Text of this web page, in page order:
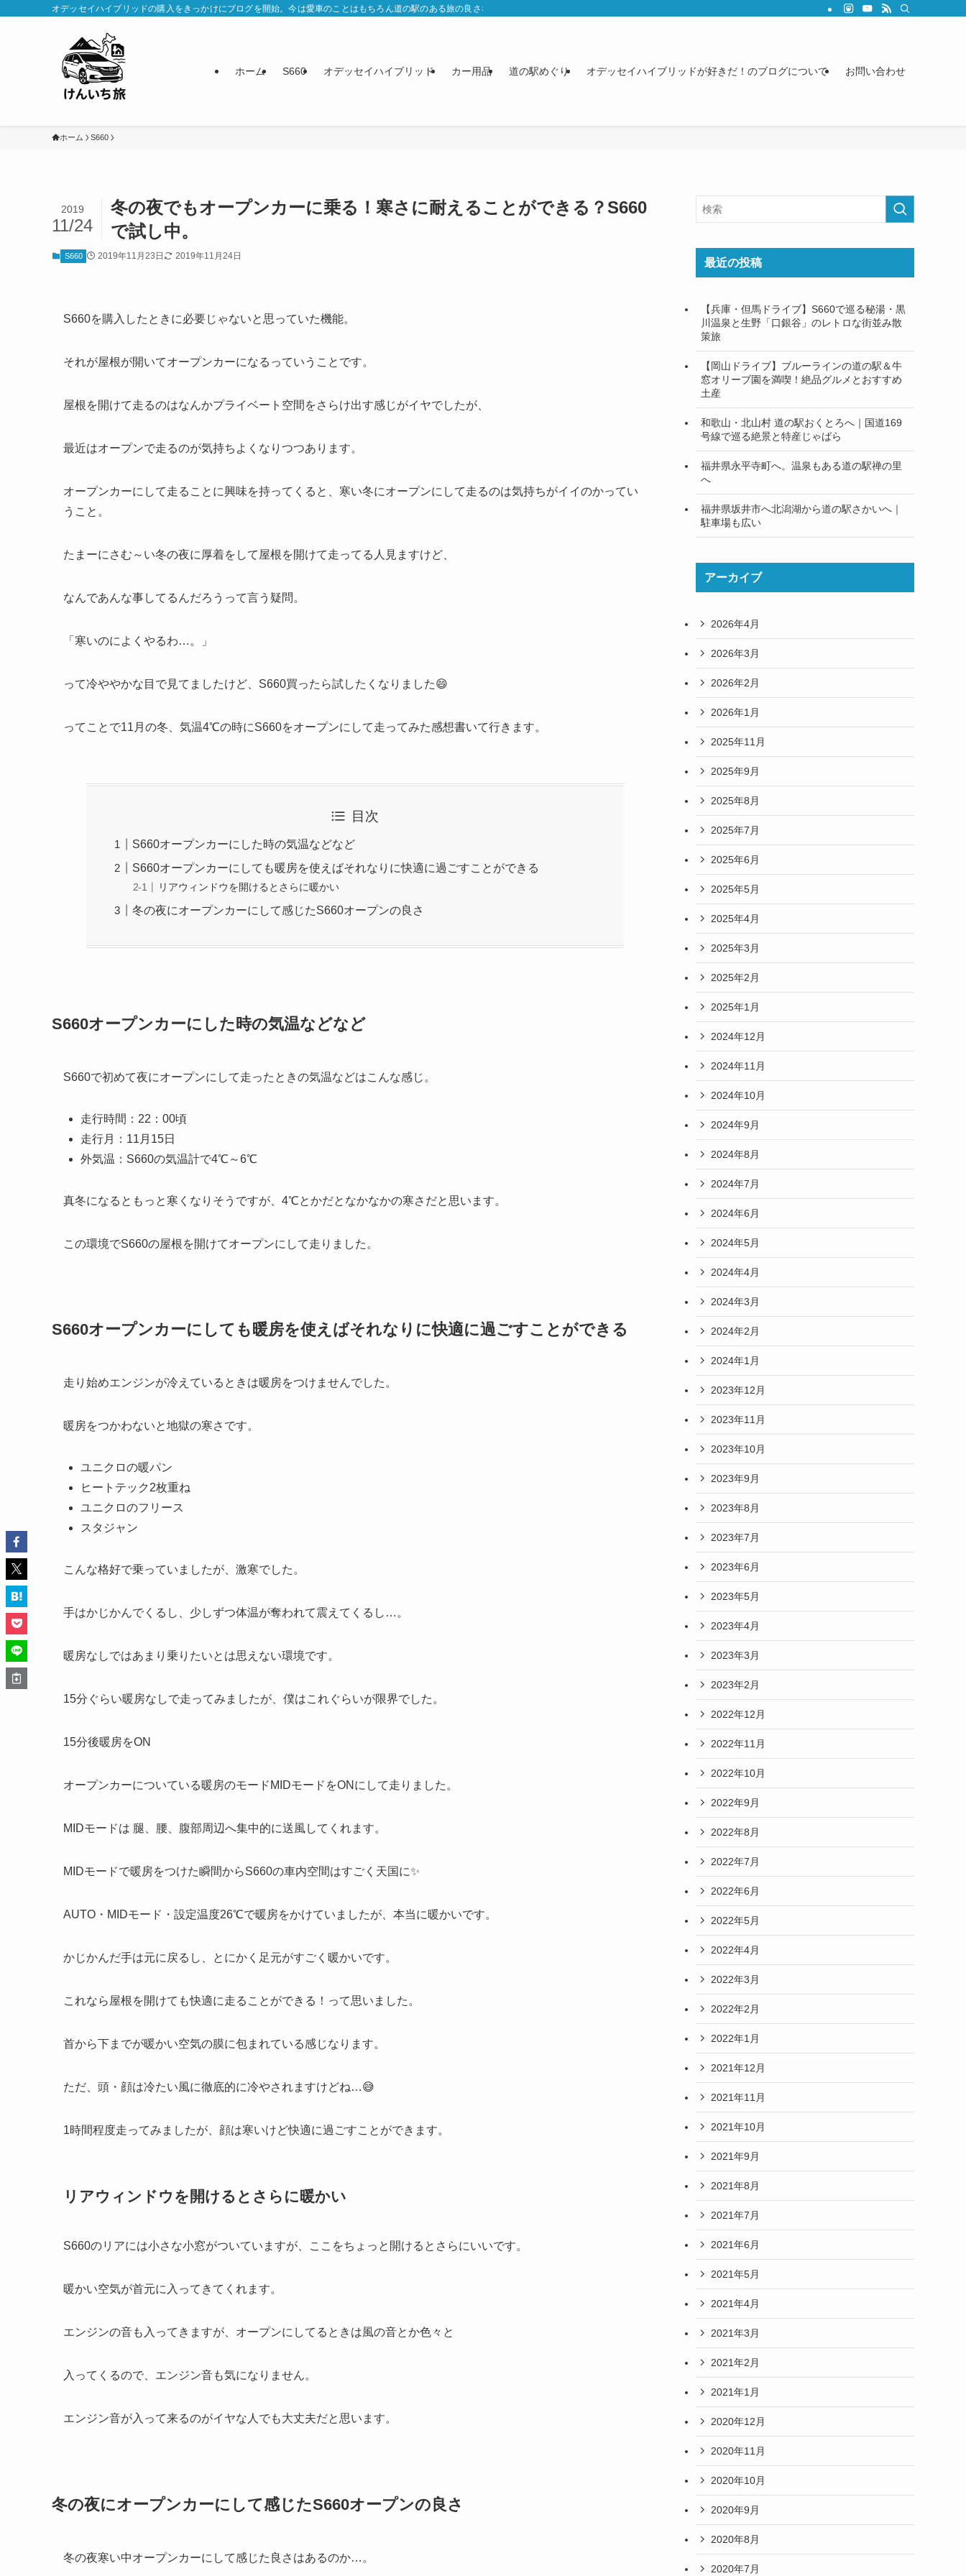
オデッセイハイブリッドの購入をきっかけにブログを開始。今は愛車のことはもちろん道の駅のある旅の良さなどをブログに書いています。
ホーム S660 オデッセイハイブリッド カー用品 道の駅めぐり オデッセイハイブリッドが好きだ！のブログについて お問い合わせ
ホーム S660
冬の夜でもオープンカーに乗る！寒さに耐えることができる？S660
で試し中。
2019
11/24
S660 2019年11月23日 2019年11月24日
S660を購入したときに必要じゃないと思っていた機能。
それが屋根が開いてオープンカーになるっていうことです。
屋根を開けて走るのはなんかプライベート空間をさらけ出す感じがイヤでしたが、
最近はオープンで走るのが気持ちよくなりつつあります。
オープンカーにして走ることに興味を持ってくると、寒い冬にオープンにして走るのは気持ちがイイのかってい
うこと。
たまーにさむ～い冬の夜に厚着をして屋根を開けて走ってる人見ますけど、
なんであんな事してるんだろうって言う疑問。
「寒いのによくやるわ…。」
って冷ややかな目で見てましたけど、S660買ったら試したくなりました😄
ってことで11月の冬、気温4℃の時にS660をオープンにして走ってみた感想書いて行きます。
目次
S660オープンカーにした時の気温などなど
S660オープンカーにしても暖房を使えばそれなりに快適に過ごすことができる
リアウィンドウを開けるとさらに暖かい
冬の夜にオープンカーにして感じたS660オープンの良さ
S660オープンカーにした時の気温などなど
S660で初めて夜にオープンにして走ったときの気温などはこんな感じ。
走行時間：22：00頃
走行月：11月15日
外気温：S660の気温計で4℃～6℃
真冬になるともっと寒くなりそうですが、4℃とかだとなかなかの寒さだと思います。
この環境でS660の屋根を開けてオープンにして走りました。
S660オープンカーにしても暖房を使えばそれなりに快適に過ごすことができる
走り始めエンジンが冷えているときは暖房をつけませんでした。
暖房をつかわないと地獄の寒さです。
ユニクロの暖パン
ヒートテック2枚重ね
ユニクロのフリース
スタジャン
こんな格好で乗っていましたが、激寒でした。
手はかじかんでくるし、少しずつ体温が奪われて震えてくるし…。
暖房なしではあまり乗りたいとは思えない環境です。
15分ぐらい暖房なしで走ってみましたが、僕はこれぐらいが限界でした。
15分後暖房をON
オープンカーについている暖房のモードMIDモードをONにして走りました。
MIDモードは 腿、腰、腹部周辺へ集中的に送風してくれます。
MIDモードで暖房をつけた瞬間からS660の車内空間はすごく天国に✨
AUTO・MIDモード・設定温度26℃で暖房をかけていましたが、本当に暖かいです。
かじかんだ手は元に戻るし、とにかく足元がすごく暖かいです。
これなら屋根を開けても快適に走ることができる！って思いました。
首から下までが暖かい空気の膜に包まれている感じなります。
ただ、頭・顔は冷たい風に徹底的に冷やされますけどね…😅
1時間程度走ってみましたが、顔は寒いけど快適に過ごすことができます。
リアウィンドウを開けるとさらに暖かい
S660のリアには小さな小窓がついていますが、ここをちょっと開けるとさらにいいです。
暖かい空気が首元に入ってきてくれます。
エンジンの音も入ってきますが、オープンにしてるときは風の音とか色々と
入ってくるので、エンジン音も気になりません。
エンジン音が入って来るのがイヤな人でも大丈夫だと思います。
冬の夜にオープンカーにして感じたS660オープンの良さ
冬の夜寒い中オープンカーにして感じた良さはあるのか…。
最近の投稿
【兵庫・但馬ドライブ】S660で巡る秘湯・黒
川温泉と生野「口銀谷」のレトロな街並み散
策旅
【岡山ドライブ】ブルーラインの道の駅＆牛
窓オリーブ園を満喫！絶品グルメとおすすめ
土産
和歌山・北山村 道の駅おくとろへ｜国道169
号線で巡る絶景と特産じゃばら
福井県永平寺町へ。温泉もある道の駅禅の里
へ
福井県坂井市へ北潟湖から道の駅さかいへ｜
駐車場も広い
アーカイブ
2026年4月
2026年3月
2026年2月
2026年1月
2025年11月
2025年9月
2025年8月
2025年7月
2025年6月
2025年5月
2025年4月
2025年3月
2025年2月
2025年1月
2024年12月
2024年11月
2024年10月
2024年9月
2024年8月
2024年7月
2024年6月
2024年5月
2024年4月
2024年3月
2024年2月
2024年1月
2023年12月
2023年11月
2023年10月
2023年9月
2023年8月
2023年7月
2023年6月
2023年5月
2023年4月
2023年3月
2023年2月
2022年12月
2022年11月
2022年10月
2022年9月
2022年8月
2022年7月
2022年6月
2022年5月
2022年4月
2022年3月
2022年2月
2022年1月
2021年12月
2021年11月
2021年10月
2021年9月
2021年8月
2021年7月
2021年6月
2021年5月
2021年4月
2021年3月
2021年2月
2021年1月
2020年12月
2020年11月
2020年10月
2020年9月
2020年8月
2020年7月